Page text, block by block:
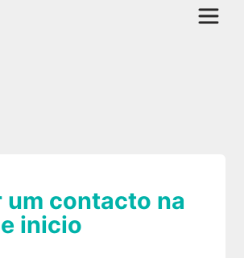
um contacto na
inicio